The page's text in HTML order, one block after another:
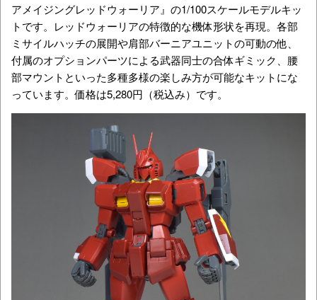
アメイジングレッドウォーリア』の1/100スケールモデルキッ
トです。レッドウォーリアの特徴的な機体形状を再現。各部
ミサイルハッチの展開や肩部バーニアユニットの可動の他、
付属のオプションパーツによる武器同士の合体ギミック、腰
部マウントといった多種多様の楽しみ方が可能なキットにな
っています。価格は5,280円（税込み）です。